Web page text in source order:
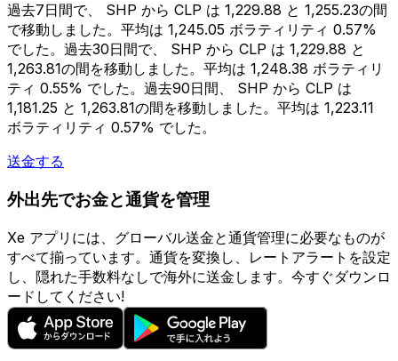
過去7日間で、 SHP から CLP は 1,229.88 と 1,255.23の間
で移動しました。平均は 1,245.05 ボラティリティ 0.57%
でした。過去30日間で、 SHP から CLP は 1,229.88 と
1,263.81の間を移動しました。平均は 1,248.38 ボラティリ
ティ 0.55% でした。過去90日間、 SHP から CLP は
1,181.25 と 1,263.81の間を移動しました。平均は 1,223.11
ボラティリティ 0.57% でした。
送金する
外出先でお金と通貨を管理
Xe アプリには、グローバル送金と通貨管理に必要なものが
すべて揃っています。通貨を変換し、レートアラートを設定
し、隠れた手数料なしで海外に送金します。今すぐダウンロ
ードしてください!